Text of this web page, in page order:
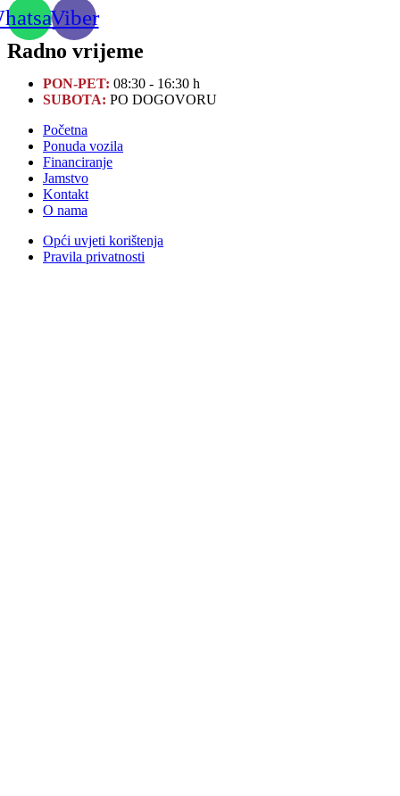
Viber
Radno vrijeme
PON-PET: 08:30 - 16:30 h
SUBOTA: PO DOGOVORU
Početna
Ponuda vozila
Financiranje
Jamstvo
Kontakt
O nama
Opći uvjeti korištenja
Pravila privatnosti